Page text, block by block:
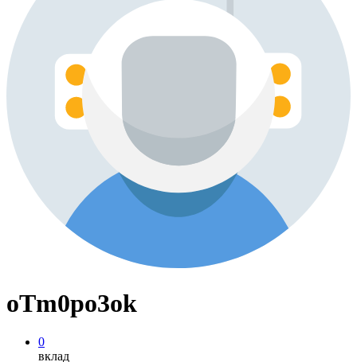
oTm0po3ok
0
вклад